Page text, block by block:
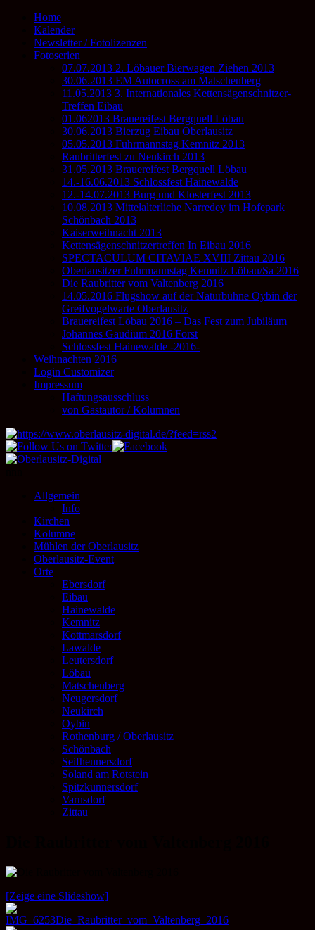
Home
Kalender
Newsletter / Fotolizenzen
Fotoserien
07.07.2013 2. Löbauer Bierwagen Ziehen 2013
30.06.2013 EM Autocross am Matschenberg
11.05.2013 3. Internationales Kettensägenschnitzer-
Treffen Eibau
01.062013 Brauereifest Bergquell Löbau
30.06.2013 Bierzug Eibau Oberlausitz
05.05.2013 Fuhrmannstag Kemnitz 2013
Raubritterfest zu Neukirch 2013
31.05.2013 Brauereifest Bergquell Löbau
14.-16.06.2013 Schlossfest Hainewalde
12.-14.07.2013 Burg und Klosterfest 2013
10.08.2013 Mittelalterliche Narredey im Hofepark
Schönbach 2013
Kaiserweihnacht 2013
Kettensägenschnitzertreffen In Eibau 2016
SPECTACULUM CITAVIAE XVIII Zittau 2016
Oberlausitzer Fuhrmannstag Kemnitz Löbau/Sa 2016
Die Raubritter vom Valtenberg 2016
14.05.2016 Flugshow auf der Naturbühne Oybin der
Greifvogelwarte Oberlausitz
Brauereifest Löbau 2016 – Das Fest zum Jubiläum
Johannes Gaudium 2016 Forst
Schlossfest Hainewalde -2016-
Weihnachten 2016
Login Customizer
Impressum
Haftungsausschluss
von Gastautor / Kolumnen
Allgemein
Info
Kirchen
Kolumne
Mühlen der Oberlausitz
Oberlausitz-Event
Orte
Ebersdorf
Eibau
Hainewalde
Kemnitz
Kottmarsdorf
Lawalde
Leutersdorf
Löbau
Matschenberg
Neugersdorf
Neukirch
Oybin
Rothenburg / Oberlausitz
Schönbach
Seifhennersdorf
Soland am Rotstein
Spitzkunnersdorf
Varnsdorf
Zittau
[Zeige eine Slideshow]